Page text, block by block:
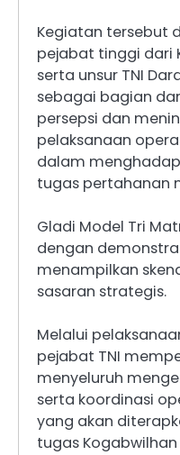
Kegiatan tersebut
pejabat tinggi dari
serta unsur TNI
sebagai bagian
persepsi dan
pelaksanaan
dalam
tugas pertahanan
Gladi Model Tri
dengan
menampilkan
sasaran strategis.
Melalui
pejabat TNI
menyeluruh
serta koordinasi
yang akan
tugas Kogabwilhan